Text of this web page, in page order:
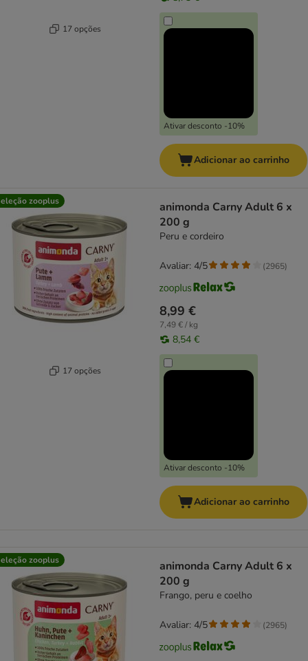
17 opções
Ativar desconto -10%
Adicionar ao carrinho
zooplus
17 opções
animonda Carny Adult 6 x
200 g
Peru e cordeiro
8,99 €
7,49 € / kg
8,54 €
Ativar desconto -10%
Avaliar: 4/5 (2965)
Adicionar ao carrinho
zooplus
animonda Carny Adult 6 x
200 g
Frango, peru e coelho
Avaliar: 4/5 (2965)